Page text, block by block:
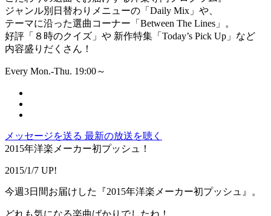
ジャンル別日替わりメニューの「Daily Mix」や、
テーマに沿った選曲コーナー「Between The Lines」。
好評「８時のクイズ」や 新作特集「Today’s Pick Up」など
内容盛りだくさん！
Every Mon.-Thu. 19:00～
メッセージを送る 最新の放送を聴く
2015年洋楽メーカー初プッシュ！
2015/1/7 UP!
今週3日間お届けした『2015年洋楽メーカー初プッシュ』。